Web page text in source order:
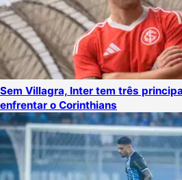
Sem Villagra, Inter tem três
enfrentar o Corinthians